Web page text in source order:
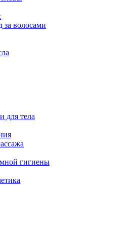
волосами
для тела
гигиены